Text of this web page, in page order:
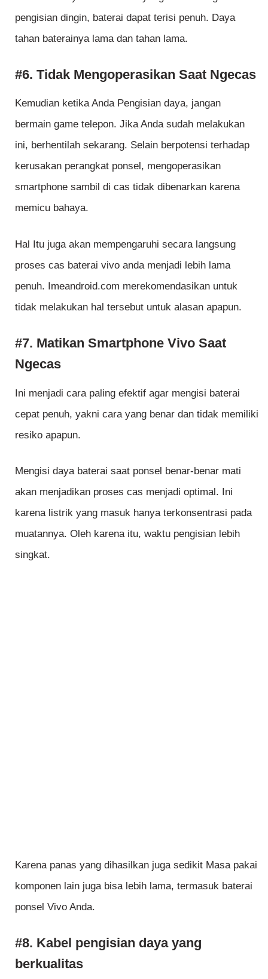
pengisian dingin, baterai dapat terisi penuh. Daya
tahan baterainya lama dan tahan lama.
#6. Tidak Mengoperasikan Saat Ngecas
Kemudian ketika Anda Pengisian daya, jangan
bermain game telepon. Jika Anda sudah melakukan
ini, berhentilah sekarang. Selain berpotensi terhadap
kerusakan perangkat ponsel, mengoperasikan
smartphone sambil di cas tidak dibenarkan karena
memicu bahaya.
Hal Itu juga akan mempengaruhi secara langsung
proses cas baterai vivo anda menjadi lebih lama
penuh. Imeandroid.com merekomendasikan untuk
tidak melakukan hal tersebut untuk alasan apapun.
#7. Matikan Smartphone Vivo Saat
Ngecas
Ini menjadi cara paling efektif agar mengisi baterai
cepat penuh, yakni cara yang benar dan tidak memiliki
resiko apapun.
Mengisi daya baterai saat ponsel benar-benar mati
akan menjadikan proses cas menjadi optimal. Ini
karena listrik yang masuk hanya terkonsentrasi pada
muatannya. Oleh karena itu, waktu pengisian lebih
singkat.
Karena panas yang dihasilkan juga sedikit Masa pakai
komponen lain juga bisa lebih lama, termasuk baterai
ponsel Vivo Anda.
#8. Kabel pengisian daya yang
berkualitas